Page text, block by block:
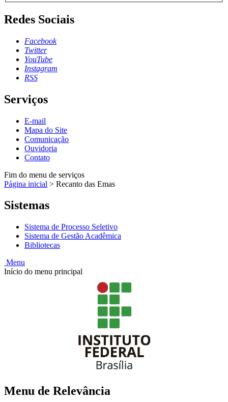
Redes Sociais
Facebook
Twitter
YouTube
Instagram
RSS
Serviços
E-mail
Mapa do Site
Comunicação
Ouvidoria
Contato
Fim do menu de serviços
Página inicial > Recanto das Emas
Sistemas
Sistema de Processo Seletivo
Sistema de Gestão Acadêmica
Bibliotecas
Menu
Início do menu principal
Menu de Relevância